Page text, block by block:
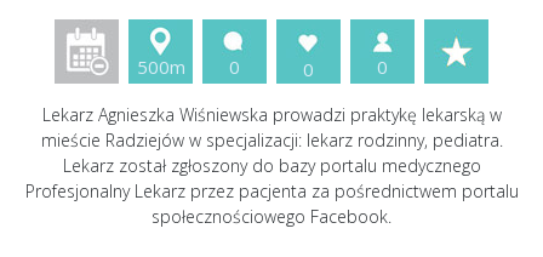
500m 0 0 0
Lekarz Agnieszka Wiśniewska prowadzi praktykę lekarską w
mieście Radziejów w specjalizacji: lekarz rodzinny, pediatra.
Lekarz został zgłoszony do bazy portalu medycznego
Profesjonalny Lekarz przez pacjenta za pośrednictwem portalu
społecznościowego Facebook.